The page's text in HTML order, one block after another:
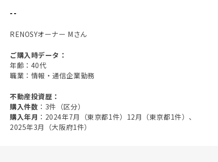
--
RENOSYオーナー Mさん
ご購入時データ：
年齢：40代
職業：情報・通信企業勤務
不動産投資歴：
購入件数 ：3件（区分）
購入年月 ：2024年7月（東京都1件）12月（東京都1件）、
2025年3月（大阪府1件）